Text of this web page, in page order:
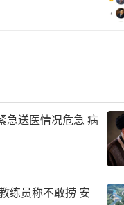
要隔离14天。我
我想想，反正没
意见吧。毕竟，
急送医情况危急 病
练员称不敢捞 安